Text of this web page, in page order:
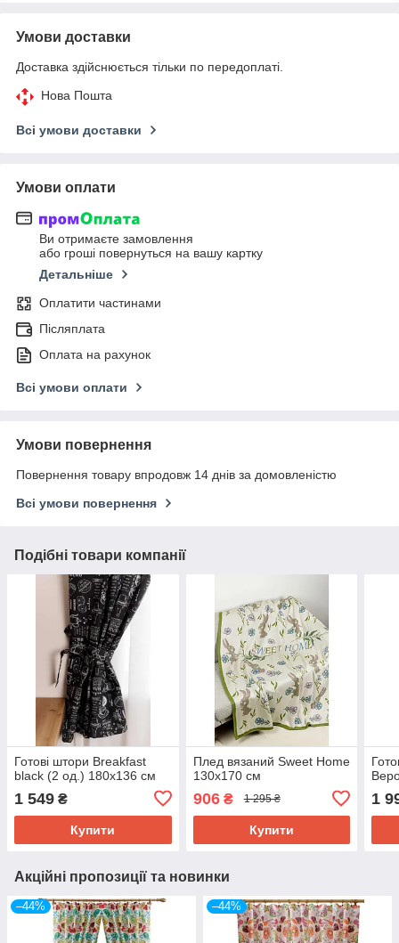
Умови доставки
Доставка здійснюється тільки по передоплаті.
Нова Пошта
Всі умови доставки
Умови оплати
Ви отримаєте замовлення
або гроші повернуться на вашу картку
Детальніше
Оплатити частинами
Післяплата
Оплата на рахунок
Всі умови оплати
Умови повернення
Повернення товару впродовж 14 днів за домовленістю
Всі умови повернення
Подібні товари компанії
Готові штори Breakfast
black (2 од.) 180х136 см
1 549 ₴
Купити
Плед вязаний Sweet Home
130х170 см
906₴ 1 295 ₴
Купити
1
Акційні пропозиції та новинки
–44% –44%